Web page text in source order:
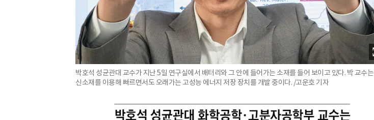
박호석 성균관대 교수가 지난 5일 연구실에서 배터리와 그 안에 들어가는 소재를 들어 보이고 있다. 박 교수는
신소재를 이용해 빠르면서도 오래가는 고성능 에너지 저장 장치를 개발 중이다. /고운호 기자